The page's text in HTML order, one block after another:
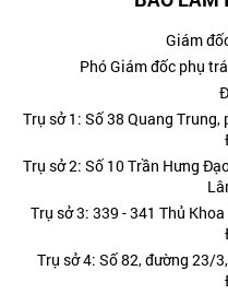
Giám
Phó Giám đốc phụ
Trụ sở 1: Số 38 Quang
Trụ sở 2: Số 10 Trần Hưng
Trụ sở 3: 339 - 341 Thủ
Trụ sở 4: Số 82, đường 23/